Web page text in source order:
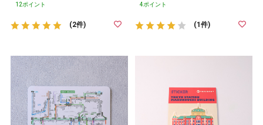
12ポイント
(2件)
4ポイント
(1件)